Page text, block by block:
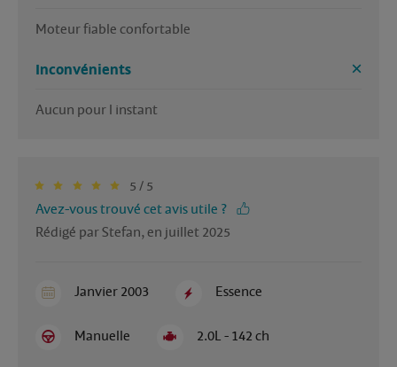
Moteur fiable confortable
Inconvénients
Aucun pour l instant
5 / 5
Avez-vous trouvé cet avis utile ?
Rédigé par Stefan, en juillet 2025
Janvier 2003 Essence
Manuelle 2.0L - 142 ch